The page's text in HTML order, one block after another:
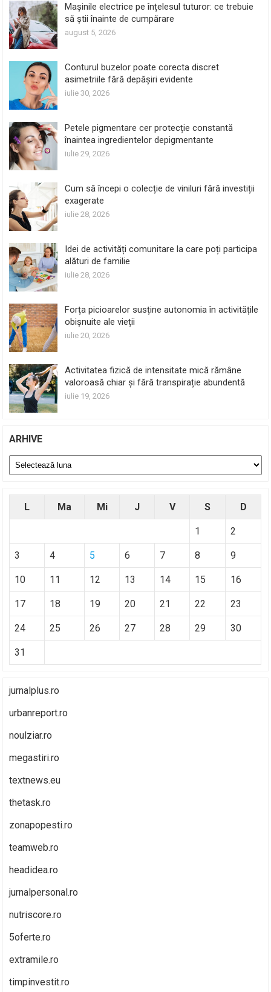
Mașinile electrice pe înțelesul tuturor: ce trebuie
să știi înainte de cumpărare
august 5, 2026
Conturul buzelor poate corecta discret
asimetriile fără depășiri evidente
iulie 30, 2026
Petele pigmentare cer protecție constantă
înaintea ingredientelor depigmentante
iulie 29, 2026
Cum să începi o colecție de viniluri fără investiții
exagerate
iulie 28, 2026
Idei de activități comunitare la care poți participa
alături de familie
iulie 28, 2026
Forța picioarelor susține autonomia în activitățile
obișnuite ale vieții
iulie 20, 2026
Activitatea fizică de intensitate mică rămâne
valoroasă chiar și fără transpirație abundentă
iulie 19, 2026
ARHIVE
Arhive
L Ma Mi J V S D
1 2
3 4 5 6 7 8 9
10 11 12 13 14 15 16
17 18 19 20 21 22 23
24 25 26 27 28 29 30
31
jurnalplus.ro
urbanreport.ro
noulziar.ro
megastiri.ro
textnews.eu
thetask.ro
zonapopesti.ro
teamweb.ro
headidea.ro
jurnalpersonal.ro
nutriscore.ro
5oferte.ro
extramile.ro
timpinvestit.ro